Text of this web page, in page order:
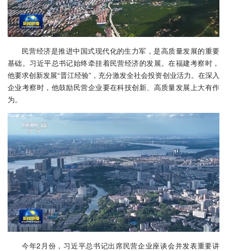
民营经济是推进中国式现代化的生力军，是高质量发展的重要
基础。习近平总书记始终牵挂着民营经济的发展。在福建考察时，
他要求创新发展“晋江经验”，充分激发全社会投资创业活力。在深入
企业考察时，他鼓励民营企业要在科技创新、高质量发展上大有作
为。
今年2月份，习近平总书记出席民营企业座谈会并发表重要讲